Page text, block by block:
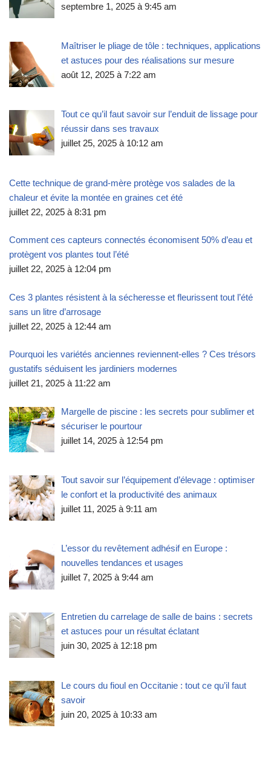
septembre 1, 2025 à 9:45 am
Maîtriser le pliage de tôle : techniques, applications
et astuces pour des réalisations sur mesure
août 12, 2025 à 7:22 am
Tout ce qu’il faut savoir sur l’enduit de lissage pour
réussir dans ses travaux
juillet 25, 2025 à 10:12 am
Cette technique de grand-mère protège vos salades de la
chaleur et évite la montée en graines cet été
juillet 22, 2025 à 8:31 pm
Comment ces capteurs connectés économisent 50% d’eau et
protègent vos plantes tout l’été
juillet 22, 2025 à 12:04 pm
Ces 3 plantes résistent à la sécheresse et fleurissent tout l’été
sans un litre d’arrosage
juillet 22, 2025 à 12:44 am
Pourquoi les variétés anciennes reviennent-elles ? Ces trésors
gustatifs séduisent les jardiniers modernes
juillet 21, 2025 à 11:22 am
Margelle de piscine : les secrets pour sublimer et
sécuriser le pourtour
juillet 14, 2025 à 12:54 pm
Tout savoir sur l’équipement d’élevage : optimiser
le confort et la productivité des animaux
juillet 11, 2025 à 9:11 am
L’essor du revêtement adhésif en Europe :
nouvelles tendances et usages
juillet 7, 2025 à 9:44 am
Entretien du carrelage de salle de bains : secrets
et astuces pour un résultat éclatant
juin 30, 2025 à 12:18 pm
Le cours du fioul en Occitanie : tout ce qu’il faut
savoir
juin 20, 2025 à 10:33 am